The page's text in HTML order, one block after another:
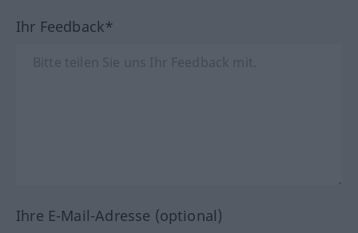
Ihr Feedback*
Ihre E-Mail-Adresse (optional)